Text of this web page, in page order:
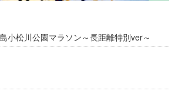
小松川公園マラソン～長距離特別ver～